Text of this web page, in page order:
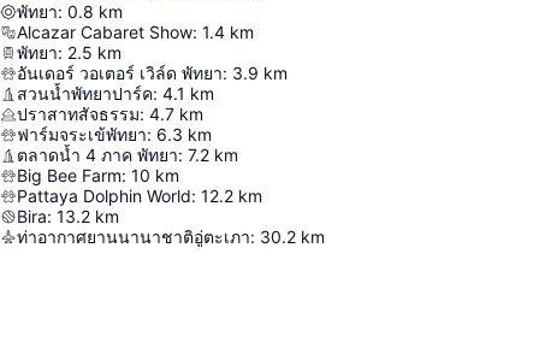
พัทยา: 0.8 km
Alcazar Cabaret Show: 1.4 km
พัทยา: 2.5 km
อันเดอร์ วอเตอร์ เวิล์ด พัทยา: 3.9 km
สวนน้ำพัทยาปาร์ค: 4.1 km
ปราสาทสัจธรรม: 4.7 km
ฟาร์มจระเข้พัทยา: 6.3 km
ตลาดน้ำ 4 ภาค พัทยา: 7.2 km
Big Bee Farm: 10 km
Pattaya Dolphin World: 12.2 km
Bira: 13.2 km
ท่าอากาศยานนานาชาติอู่ตะเภา: 30.2 km